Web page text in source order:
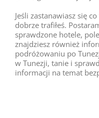
Jeśli zastanawiasz się
dobrze trafiłeś.
sprawdzone hotele,
znajdziesz również
podróżowaniu po
w Tunezji, tanie i
informacji na temat